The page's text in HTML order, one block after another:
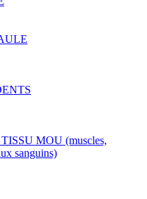
MOU (muscles,
sanguins)